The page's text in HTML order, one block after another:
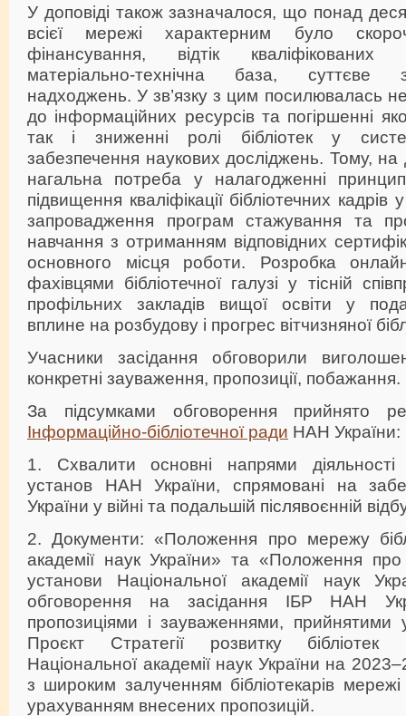
У доповіді також зазначалося, що понад
всієї мережі характерним було
фінансування, відтік кваліфікованих
матеріально-технічна база, суттєве
надходжень. У зв’язку з цим посилювалась
до інформаційних ресурсів та погіршенні
так і зниженні ролі бібліотек у
забезпечення наукових досліджень. Тому,
нагальна потреба у налагодженні
підвищення кваліфікації бібліотечних
запровадження програм стажування та
навчання з отриманням відповідних
основного місця роботи. Розробка
фахівцями бібліотечної галузі у тісній
профільних закладів вищої освіти у
вплине на розбудову і прогрес вітчизняної
Учасники засідання обговорили
конкретні зауваження, пропозиції, побажання.
За підсумками обговорення прийнято
Інформаційно-бібліотечної ради НАН України:
1. Схвалити основні напрями діяльності
установ НАН України, спрямовані на
України у війні та подальшій післявоєнній
2. Документи: «Положення про мережу
академії наук України» та «Положення про
установи Національної академії наук
обговорення на засідання ІБР НАН
пропозиціями і зауваженнями, прийнятими
Проєкт Стратегії розвитку бібліотек
Національної академії наук України на
з широким залученням бібліотекарів
урахуванням внесених пропозицій.